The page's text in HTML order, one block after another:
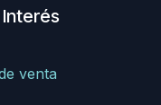
Interés
venta